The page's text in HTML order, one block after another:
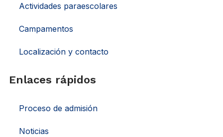
Actividades paraescolares
Campamentos
Localización y contacto
Enlaces rápidos
Proceso de admisión
Noticias